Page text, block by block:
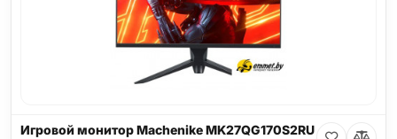
Игровой монитор Machenike MK27QG170S2RU